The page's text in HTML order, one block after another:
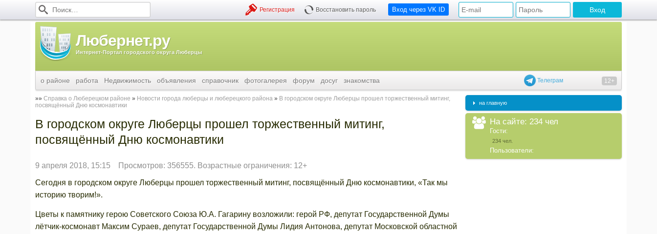
Вход через VK ID
Регистрация Восстановить пароль
Любернет.ру
Интернет-Портал городского округа Люберцы
Телеграм 12+
о районе работа Недвижимость объявления справочник фотогалерея форум досуг знакомства
Справка о Люберецком районе Новости города люберцы и люберецкого района
В городском округе Люберцы прошел торжественный митинг,
посвящённый Дню космонавтики
В городском округе Люберцы прошел торжественный митинг,
посвящённый Дню космонавтики
9 апреля 2018, 15:15 Просмотров: 356555. Возрастные ограничения: 12+
Сегодня в городском округе Люберцы прошел торжественный митинг, посвящённый Дню космонавтики, «Так мы
историю творим!».
Цветы к памятнику герою Советского Союза Ю.А. Гагарину возложили: герой РФ, депутат Государственной Думы
лётчик-космонавт Максим Сураев, депутат Государственной Думы Лидия Антонова, депутат Московской областной
на главную
На сайте: 234 чел
Гости:
234 чел.
Пользователи: